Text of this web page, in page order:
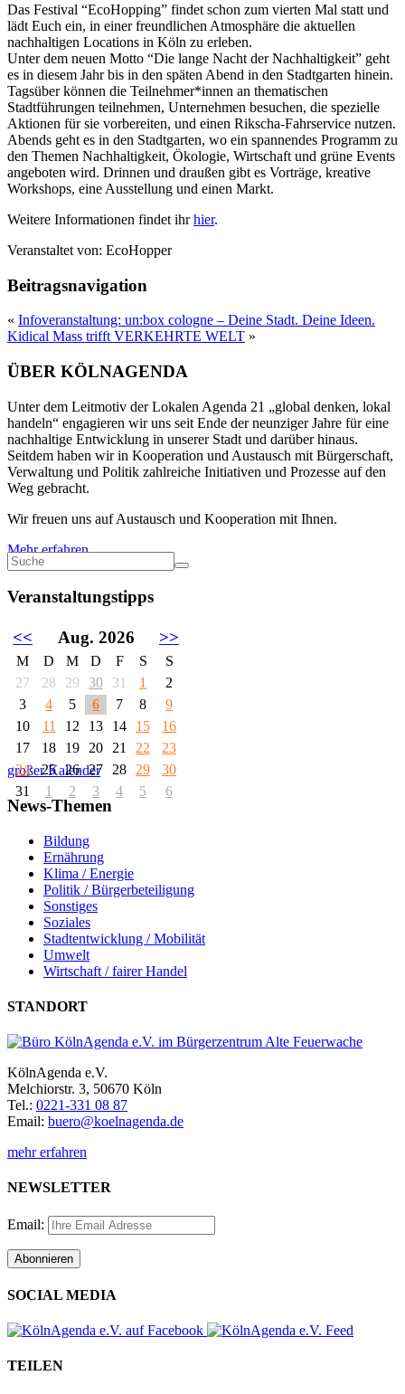
Das Festival “EcoHopping” findet schon zum vierten Mal statt und
lädt Euch ein, in einer freundlichen Atmosphäre die aktuellen
nachhaltigen Locations in Köln zu erleben.
Unter dem neuen Motto “Die lange Nacht der Nachhaltigkeit” geht
es in diesem Jahr bis in den späten Abend in den Stadtgarten hinein.
Tagsüber können die Teilnehmer*innen an thematischen
Stadtführungen teilnehmen, Unternehmen besuchen, die spezielle
Aktionen für sie vorbereiten, und einen Rikscha-Fahrservice nutzen.
Abends geht es in den Stadtgarten, wo ein spannendes Programm zu
den Themen Nachhaltigkeit, Ökologie, Wirtschaft und grüne Events
angeboten wird. Drinnen und draußen gibt es Vorträge, kreative
Workshops, eine Ausstellung und einen Markt.
Weitere Informationen findet ihrhier.
Veranstaltet von: EcoHopper
Beitragsnavigation
« Infoveranstaltung: un:box cologne – Deine Stadt. Deine Ideen.
Kidical Mass trifft VERKEHRTE WELT »
ÜBER KÖLNAGENDA
Unter dem Leitmotiv der Lokalen Agenda 21 „global denken, lokal
handeln“ engagieren wir uns seit Ende der neunziger Jahre für eine
nachhaltige Entwicklung in unserer Stadt und darüber hinaus.
Seitdem haben wir in Kooperation und Austausch mit Bürgerschaft,
Verwaltung und Politik zahlreiche Initiativen und Prozesse auf den
Weg gebracht.
Wir freuen uns auf Austausch und Kooperation mit Ihnen.
Mehr erfahren
Veranstaltungstipps
<< Aug. 2026 >>
M D M D F S
S
27
28 29 30 31 1
2
3
4 5 6 7 8
9
10
11 12 13 14 15
16
17
18 19 20 21 22
23
24
25 26 27 28 29
30
31
1 2 3 4 5 6
großer Kalender
News-Themen
Bildung
Ernährung
Klima / Energie
Politik / Bürgerbeteiligung
Sonstiges
Soziales
Stadtentwicklung / Mobilität
Umwelt
Wirtschaft / fairer Handel
STANDORT
KölnAgenda e.V.
Melchiorstr. 3, 50670 Köln
Tel.: 0221-331 08 87
Email: buero@koelnagenda.de
mehr erfahren
NEWSLETTER
Email:
SOCIAL MEDIA
TEILEN